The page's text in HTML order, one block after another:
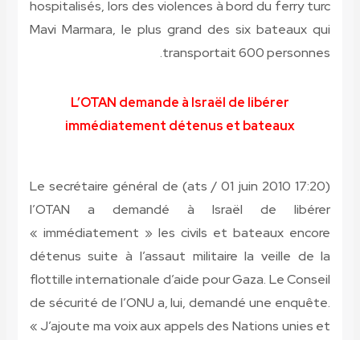
hospitalisés, lors des violences à bord du ferry turc
Mavi Marmara, le plus grand des six bateaux qui
transportait 600 personnes.
L’OTAN demande à Israël de libérer
immédiatement détenus et bateaux
(ats / 01 juin 2010 17:20) Le secrétaire général de
l’OTAN a demandé à Israël de libérer
« immédiatement » les civils et bateaux encore
détenus suite à l’assaut militaire la veille de la
flottille internationale d’aide pour Gaza. Le Conseil
de sécurité de l’ONU a, lui, demandé une enquête.
« J’ajoute ma voix aux appels des Nations unies et